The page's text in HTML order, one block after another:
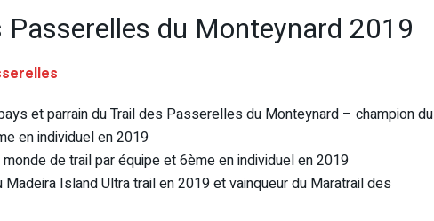
Passerelles du Monteynard 2019
et parrain du Trail des Passerelles du Monteynard – champion du
en individuel en 2019
de trail par équipe et 6ème en individuel en 2019
Island Ultra trail en 2019 et vainqueur du Maratrail des